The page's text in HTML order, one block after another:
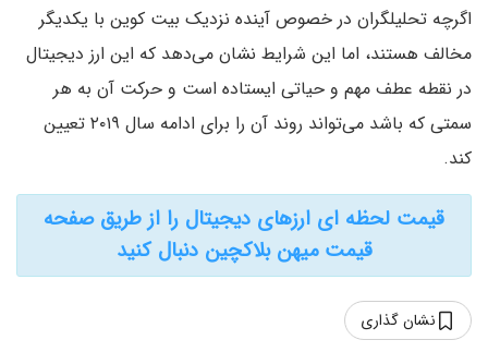
اگرچه تحلیلگران در خصوص آینده نزدیک بیت کوین با یکدیگر
مخالف هستند، اما این شرایط نشان می‌دهد که این ارز دیجیتال
در نقطه عطف مهم و حیاتی ایستاده است و حرکت آن به هر
سمتی که باشد می‌تواند روند آن را برای ادامه سال ۲۰۱۹ تعیین
کند.
قیمت لحظه ای ارزهای دیجیتال را از طریق صفحه
قیمت میهن بلاکچین دنبال کنید
نشان گذاری